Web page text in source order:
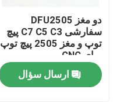
خانه
محصولات
دو مغز DFU2505
سفارشی C7 C5 C3 پیچ
توپ و مغز 2505 پیچ توپ
برای CNC
ارسال سؤال